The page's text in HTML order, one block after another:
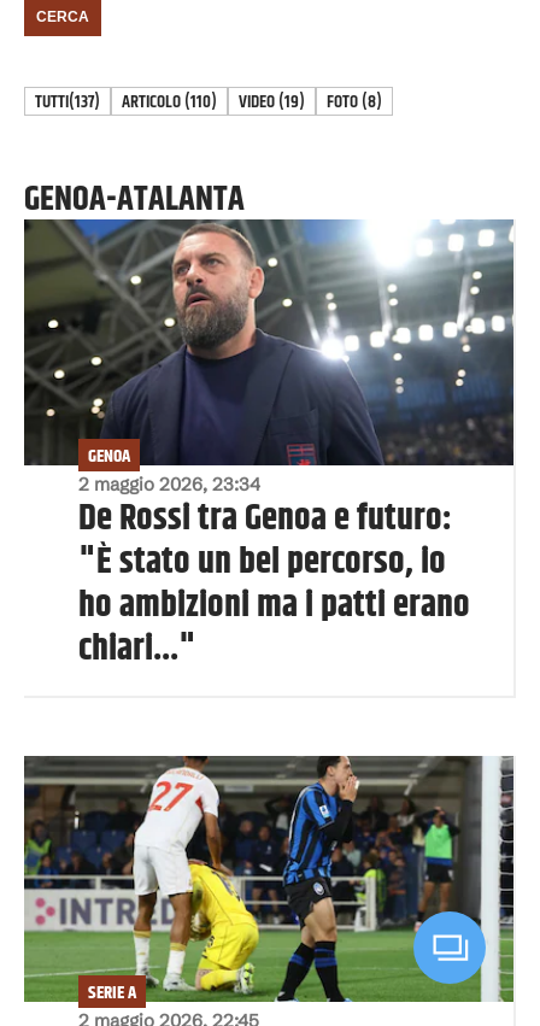
CERCA
TUTTI(137) ARTICOLO(110) VIDEO(19) FOTO(8)
GENOA-ATALANTA
2 maggio 2026, 23:34
GENOA
De Rossi tra Genoa e futuro:
"È stato un bel percorso, io
ho ambizioni ma i patti erano
chiari..."
2 maggio 2026, 22:45
SERIE A